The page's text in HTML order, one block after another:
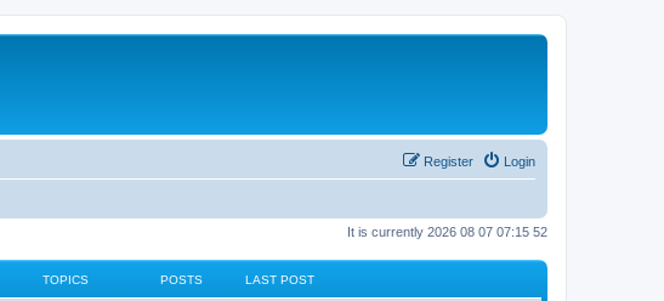
Login
Register
It is currently 2026 08 07 07:15 52
TOPICS POSTS LAST POST